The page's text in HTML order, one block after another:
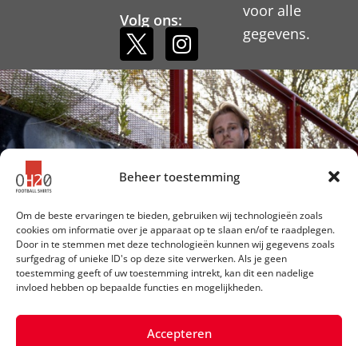
Beheer toestemming
Om de beste ervaringen te bieden, gebruiken wij technologieën zoals
cookies om informatie over je apparaat op te slaan en/of te raadplegen.
Door in te stemmen met deze technologieën kunnen wij gegevens zoals
surfgedrag of unieke ID's op deze site verwerken. Als je geen
toestemming geeft of uw toestemming intrekt, kan dit een nadelige
invloed hebben op bepaalde functies en mogelijkheden.
Accepteren
Volg ons:
voor alle
gegevens.